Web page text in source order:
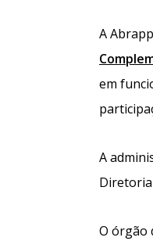
A
em
A
Diretoria
O órgão